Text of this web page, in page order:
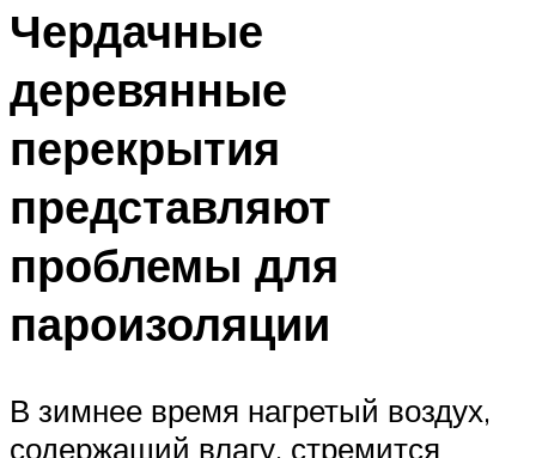
Чердачные
деревянные
перекрытия
представляют
проблемы для
пароизоляции
В зимнее время нагретый воздух,
содержащий влагу, стремится